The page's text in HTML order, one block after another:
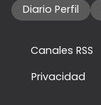
Diario Perfil
Canales RSS
Privacidad